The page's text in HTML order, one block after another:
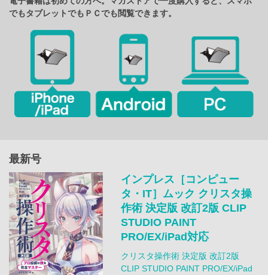
でもタブレットでもＰＣでも閲覧できます。
最新号
インプレス［コンピュー
タ・IT］ムック クリスタ操
作術 決定版 改訂2版 CLIP
STUDIO PAINT
PRO/EX/iPad対応
クリスタ操作術 決定版 改訂2版
CLIP STUDIO PAINT PRO/EX/iPad